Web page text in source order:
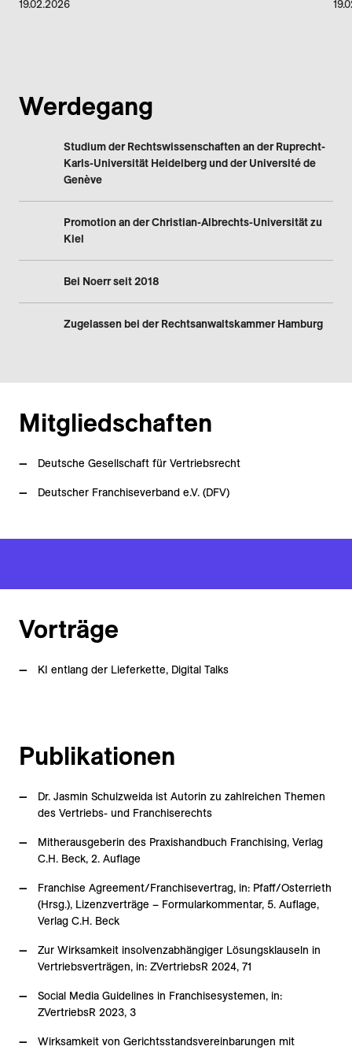
19.02.2026
Werdegang
Studium der Rechtswissenschaften an der Ruprecht-
Karls-Universität Heidelberg und der Université de
Genève
Promotion an der Christian-Albrechts-Universität zu
Kiel
Bei Noerr seit 2018
Zugelassen bei der Rechtsanwaltskammer Hamburg
Mitgliedschaften
Deutsche Gesellschaft für Vertriebsrecht
Deutscher Franchiseverband e.V. (DFV)
Vorträge
KI entlang der Lieferkette, Digital Talks
Publikationen
Dr. Jasmin Schulzweida ist Autorin zu zahlreichen Themen
des Vertriebs- und Franchiserechts
Mitherausgeberin des Praxishandbuch Franchising, Verlag
C.H. Beck, 2. Auflage
Franchise Agreement/Franchisevertrag, in: Pfaff/Osterrieth
(Hrsg.), Lizenzverträge – Formularkommentar, 5. Auflage,
Verlag C.H. Beck
Zur Wirksamkeit insolvenzabhängiger Lösungsklauseln in
Vertriebsverträgen, in: ZVertriebsR 2024, 71
Social Media Guidelines in Franchisesystemen, in:
ZVertriebsR 2023, 3
Wirksamkeit von Gerichtsstandsvereinbarungen mit